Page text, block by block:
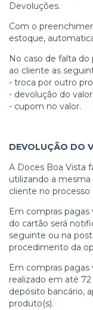
Devoluções.
Com o
estoque,
No caso de falta
ao cliente as
- troca por outro
- devolução do
- cupom no valor.
DEVOLUÇÃO DO
A Doces Boa Vista
utilizando a
cliente no processo
Em compras pagas
do cartão será
seguinte ou na
procedimento da
Em compras pagas
realizado em até
depósito bancário,
produto(s).